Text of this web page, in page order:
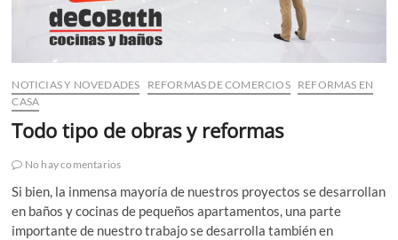
NOTICIAS Y NOVEDADES REFORMAS DE COMERCIOS
REFORMAS EN
CASA
Todo tipo de obras y reformas
No hay comentarios
Si bien, la inmensa mayoría de nuestros proyectos se desarrollan
en baños y cocinas de pequeños apartamentos, una parte
importante de nuestro trabajo se desarrolla también en